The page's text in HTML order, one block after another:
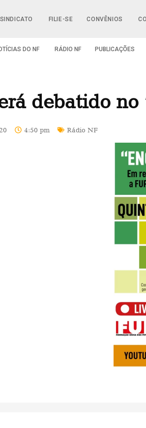
FILIE-SE CONVÊNIOS
DO NF RÁDIO NF PUBLICAÇÕES
debatido
4:50 pm Rádio NF